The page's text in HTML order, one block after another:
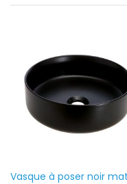
Vasque à poser noir